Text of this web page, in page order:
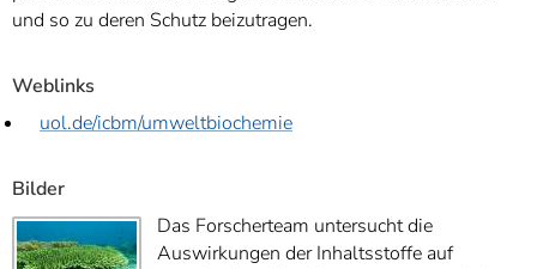
und so zu deren Schutz beizutragen.
Weblinks
uol.de/icbm/umweltbiochemie
Bilder
Das Forscherteam untersucht die
Auswirkungen der Inhaltsstoffe auf